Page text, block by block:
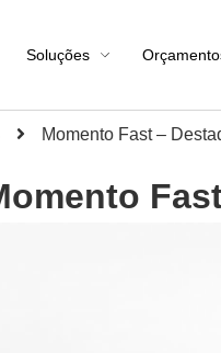
Soluções
Momento Fast –